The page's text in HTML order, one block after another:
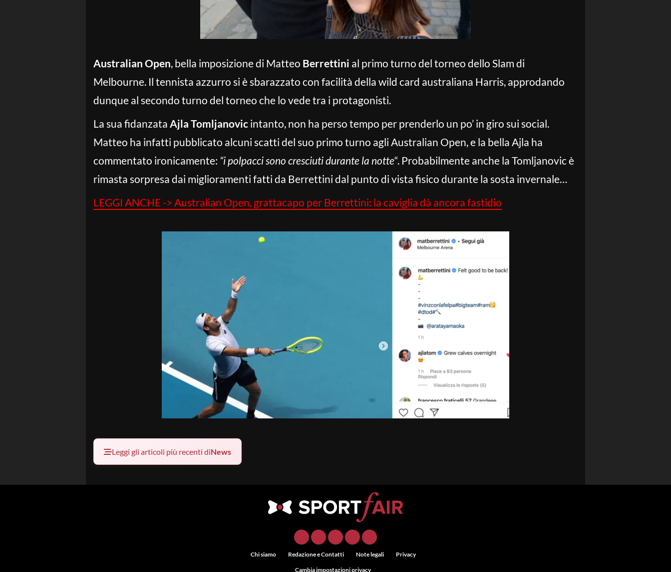
Australian Open, bella imposizione di Matteo Berrettini al primo turno del torneo dello Slam di
Melbourne. Il tennista azzurro si è sbarazzato con facilità della wild card australiana Harris, approdando
dunque al secondo turno del torneo che lo vede tra i protagonisti.
La sua fidanzata Ajla Tomljanovic intanto, non ha perso tempo per prenderlo un po’ in giro sui social.
Matteo ha infatti pubblicato alcuni scatti del suo primo turno agli Australian Open, e la bella Ajla ha
commentato ironicamente: “i polpacci sono cresciuti durante la notte“. Probabilmente anche la Tomljanovic è
rimasta sorpresa dai miglioramenti fatti da Berrettini dal punto di vista fisico durante la sosta invernale…
LEGGI ANCHE -> Australian Open, grattacapo per Berrettini: la caviglia dà ancora fastidio
Leggi gli articoli più recenti diNews
Chi siamo Redazione e Contatti Note legali Privacy
Cambia impostazioni privacy